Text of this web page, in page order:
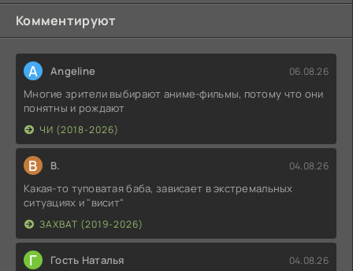
Комментируют
A Angeline 06.08.26
Многие зрители выбирают аниме-фильмы, потому что они
понятны и рождают
ЧИ (2018-2026)
В В. 04.08.26
Какая-то туповатая баба, зависает в экстремальных
ситуациях и "висит"
ЗАХВАТ (2019-2026)
Г Гость Наталья 04.08.26